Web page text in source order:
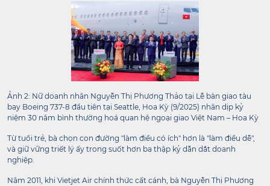
Ảnh 2: Nữ doanh nhân Nguyễn Thị Phương Thảo tại Lễ bàn giao tàu
bay Boeing 737-8 đầu tiên tại Seattle, Hoa Kỳ (9/2025) nhân dịp kỷ
niệm 30 năm bình thường hoá quan hệ ngoại giao Việt Nam – Hoa Kỳ
Từ tuổi trẻ, bà chọn con đường "làm điều có ích" hơn là "làm điều dễ",
và giữ vững triết lý ấy trong suốt hơn ba thập kỷ dẫn dắt doanh
nghiệp.
Năm 2011, khi Vietjet Air chính thức cất cánh, bà Nguyễn Thị Phương